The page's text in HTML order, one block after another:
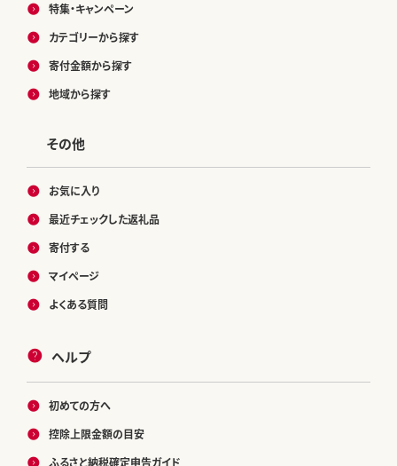
特集・キャンペーン
カテゴリーから探す
寄付金額から探す
地域から探す
その他
お気に入り
最近チェックした返礼品
寄付する
マイページ
よくある質問
ヘルプ
初めての方へ
控除上限金額の目安
ふるさと納税確定申告ガイド